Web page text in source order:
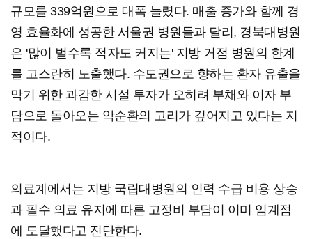
규모를 339억원으로 대폭 늘렸다. 매출 증가와 함께 경
영 효율화에 성공한 서울권 병원들과 달리, 경북대병원
은 '많이 벌수록 적자도 커지는' 지방 거점 병원의 한계
를 고스란히 노출했다. 수도권으로 향하는 환자 유출을
막기 위한 과감한 시설 투자가 오히려 부채와 이자 부
담으로 돌아오는 악순환의 고리가 깊어지고 있다는 지
적이다.
의료계에서는 지방 국립대병원의 인력 수급 비용 상승
과 필수 의료 유지에 따른 고정비 부담이 이미 임계점
에 도달했다고 진단한다.